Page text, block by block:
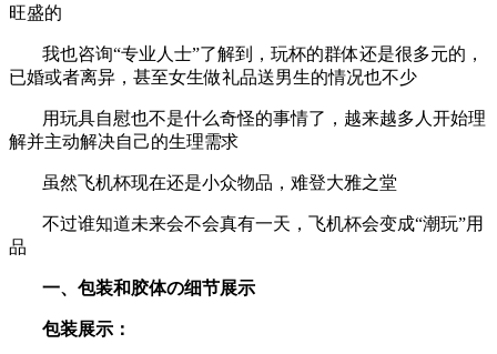
旺盛的
我也咨询“专业人士”了解到，玩杯的群体还是很多元的，
已婚或者离异，甚至女生做礼品送男生的情况也不少
用玩具自慰也不是什么奇怪的事情了，越来越多人开始理
解并主动解决自己的生理需求
虽然飞机杯现在还是小众物品，难登大雅之堂
不过谁知道未来会不会真有一天，飞机杯会变成“潮玩”用
品
一、包装和胶体の细节展示
包装展示：